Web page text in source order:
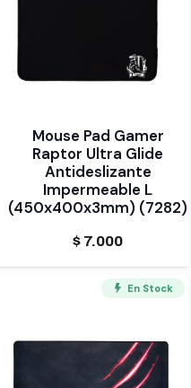
Mouse Pad Gamer
Raptor Ultra Glide
Antideslizante
Impermeable L
(450x400x3mm) (7282)
$ 7.000
En Stock